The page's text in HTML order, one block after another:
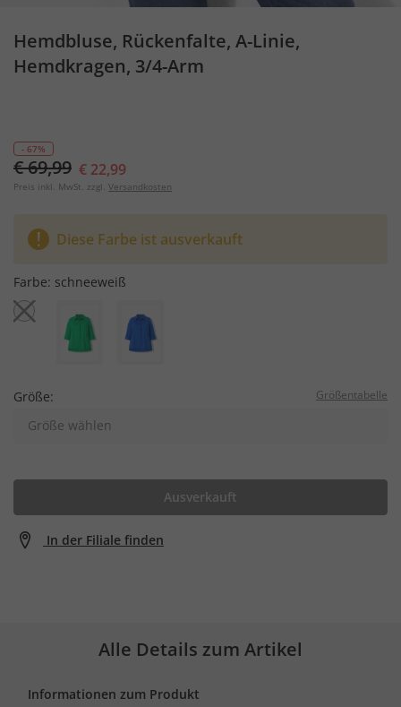
Hemdbluse, Rückenfalte, A-Linie,
Hemdkragen, 3/4-Arm
- 67%
€ 69,99 € 22,99
Preis inkl. MwSt. zzgl. Versandkosten
Diese Farbe ist ausverkauft
Farbe: schneeweiß
Größe: Größentabelle
Größe wählen
Ausverkauft
In der Filiale finden
Alle Details zum Artikel
Informationen zum Produkt